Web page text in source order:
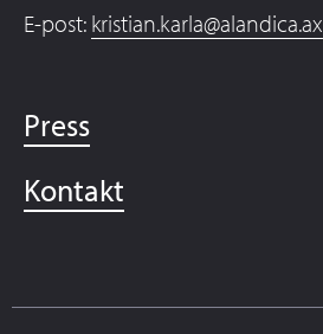
E-post: kristian.karla@alandica.ax
Press
Kontakt